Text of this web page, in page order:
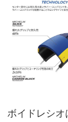
ボイドレシ